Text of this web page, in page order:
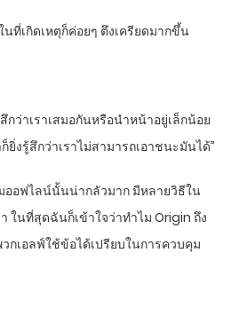
นที่เกิดเหตุก็ค่อยๆ ตึงเครียดมากขึ้น
ว่าเราเสมอกันหรือนำหน้าอยู่เล็กน้อย
ยิ่งรู้สึกว่าเราไม่สามารถเอาชนะมันได้”
ออฟไลน์นั้นน่ากลัวมาก มีหลายวิธีใน
ในที่สุดฉันก็เข้าใจว่าทำไม Origin ถึง
กเอลฟ์ใช้ข้อได้เปรียบในการควบคุม